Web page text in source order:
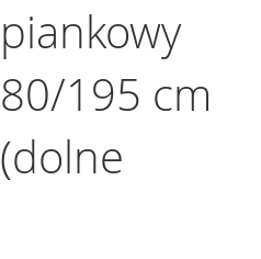
piankowy
80/195 cm
(dolne